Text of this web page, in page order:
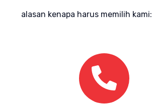
alasan kenapa harus memilih kami: